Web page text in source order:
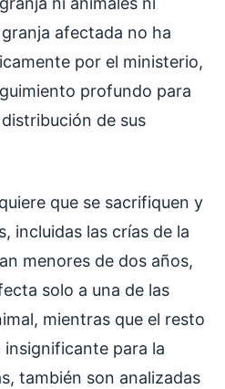
afectada no ha
por el ministerio,
profundo para
de sus
que se sacrifiquen y
incluidas las crías de la
menores de dos años,
solo a una de las
mientras que el resto
insignificante para la
también son analizadas